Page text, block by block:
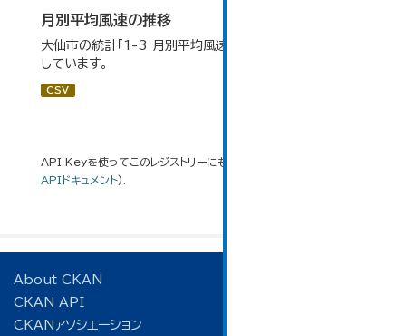
月別平均風速の推移
大仙市の統計「1-3 月別平均風速の推移」のデータを参照
しています。
CSV
API Keyを使ってこのレジストリーにもアクセス可能です
APIドキュメント).
About CKAN
CKAN API
CKANアソシエーション